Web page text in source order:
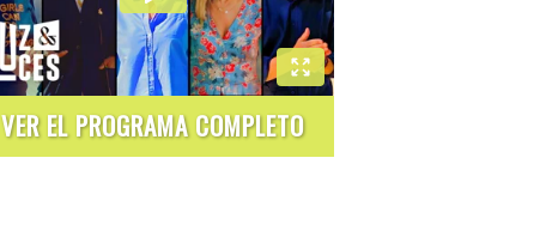
VER EL PROGRAMA COMPLETO